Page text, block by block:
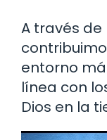
A través de
entorno
línea con
Dios en la